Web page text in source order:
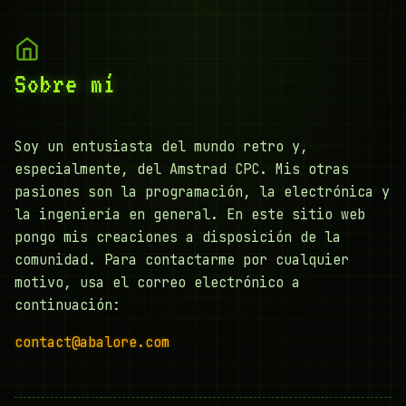
Sobre mí
Soy un entusiasta del mundo retro y,
especialmente, del Amstrad CPC. Mis otras
pasiones son la programación, la electrónica y
la ingeniería en general. En este sitio web
pongo mis creaciones a disposición de la
comunidad. Para contactarme por cualquier
motivo, usa el correo electrónico a
continuación:
contact@abalore.com